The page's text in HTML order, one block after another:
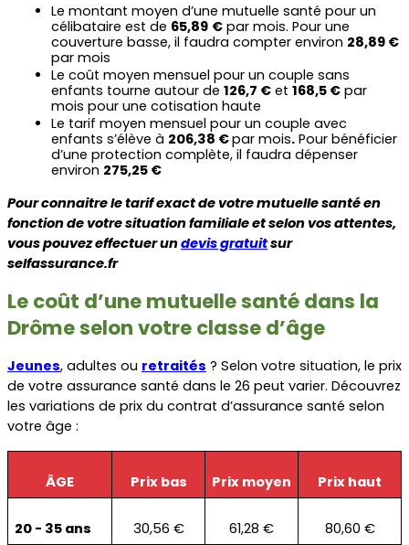
Le montant moyen d’une mutuelle santé pour un
célibataire est de 65,89 € par mois. Pour une
couverture basse, il faudra compter environ 28,89 €
par mois
Le coût moyen mensuel pour un couple sans
enfants tourne autour de 126,7 € et 168,5 € par
mois pour une cotisation haute
Le tarif moyen mensuel pour un couple avec
enfants s’élève à 206,38 € par mois. Pour bénéficier
d’une protection complète, il faudra dépenser
environ 275,25 €
Pour connaitre le tarif exact de votre mutuelle santé en
fonction de votre situation familiale et selon vos attentes,
vous pouvez effectuer un devis gratuit sur
selfassurance.fr
Le coût d’une mutuelle santé dans la
Drôme selon votre classe d’âge
Jeunes, adultes ou retraités ? Selon votre situation, le prix
de votre assurance santé dans le 26 peut varier. Découvrez
les variations de prix du contrat d’assurance santé selon
votre âge :
ÂGE Prix bas Prix moyen Prix haut
20 - 35 ans 30,56 € 61,28 € 80,60 €